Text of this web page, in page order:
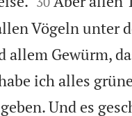
Vögeln unter
allem Gewürm,
ich alles
Und es